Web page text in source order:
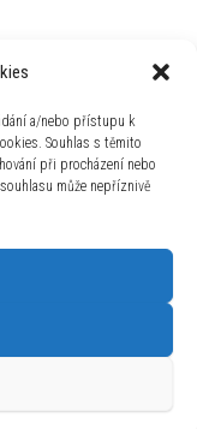
a/nebo přístupu k
Souhlas s těmito
při procházení nebo
může nepříznivě
20758/1
with Khaki Brown
26454424